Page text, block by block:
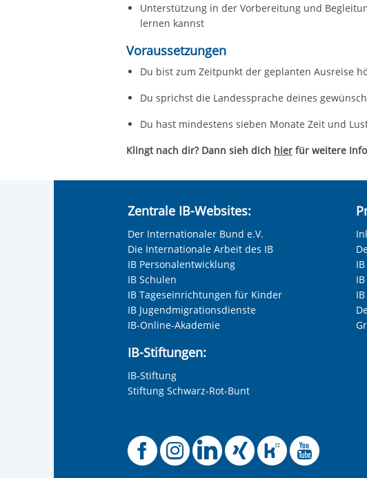
Unterstützung in der Vorbereitung und
lernen kannst
Voraussetzungen
Du bist zum Zeitpunkt der geplanten Ausreise
Du sprichst die Landessprache deines
Du hast mindestens sieben Monate Zeit und
Klingt nach dir? Dann sieh dich hier für weitere
Zentrale IB-Websites:
Der Internationaler Bund e.V.
Die Internationale Arbeit des IB
IB Personalentwicklung
IB Schulen
IB Tageseinrichtungen für Kinder
IB Jugendmigrationsdienste
IB-Online-Akademie
IB-Stiftungen:
IB-Stiftung
Stiftung Schwarz-Rot-Bunt
Offizielle
Offizielle
Offizielle